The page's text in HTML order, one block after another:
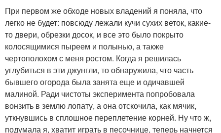
При первом же обходе новых владений я поняла, что
легко не будет: повсюду лежали кучи сухих веток, какие-
то двери, обрезки досок, и все это было покрыто
колосящимися пыреем и полынью, а также
чертополохом с меня ростом. Когда я решилась
углубиться в эти джунгли, то обнаружила, что часть
бывшего огорода была занята еще и одичавшей
малиной. Ради чистоты эксперимента попробовала
вонзить в землю лопату, а она отскочила, как мячик,
уткнувшись в сплошное переплетение корней. Ну что ж,
подумала я, хватит играть в песочнице, теперь начнется